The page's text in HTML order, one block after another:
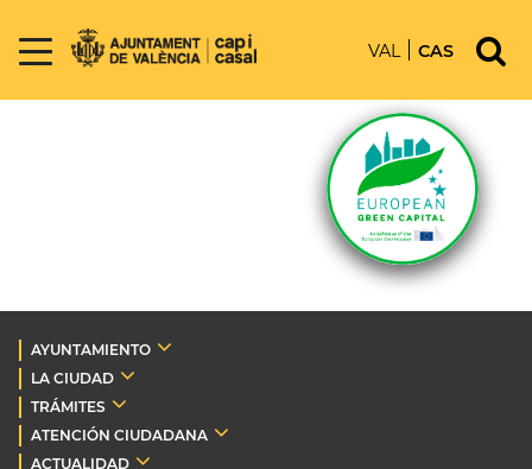
VAL CAS
AYUNTAMIENTO
LA CIUDAD
TRÁMITES
ATENCIÓN CIUDADANA
ACTUALIDAD